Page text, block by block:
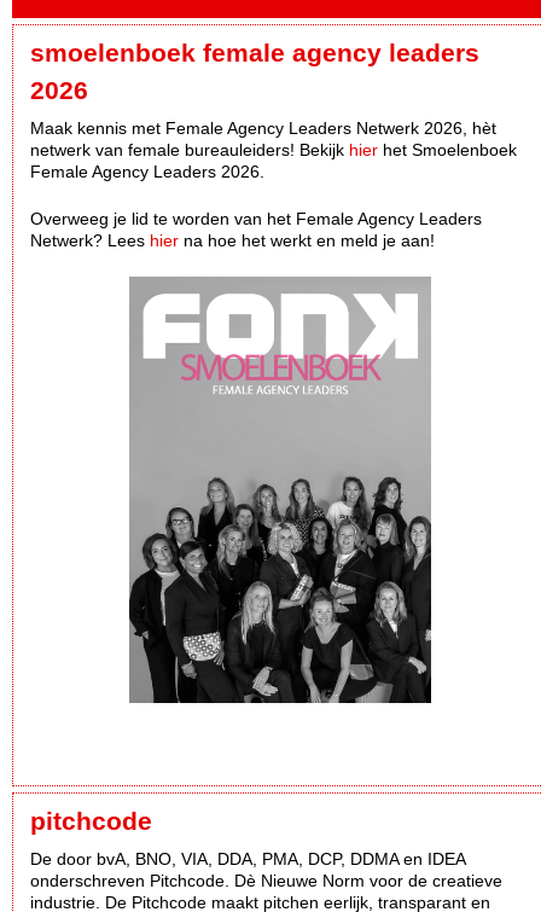
smoelenboek female agency leaders
2026
Maak kennis met Female Agency Leaders Netwerk 2026, hèt
netwerk van female bureauleiders! Bekijk hier het Smoelenboek
Female Agency Leaders 2026.
Overweeg je lid te worden van het Female Agency Leaders
Netwerk? Lees hier na hoe het werkt en meld je aan!
pitchcode
De door bvA, BNO, VIA, DDA, PMA, DCP, DDMA en IDEA
onderschreven Pitchcode. Dè Nieuwe Norm voor de creatieve
industrie. De Pitchcode maakt pitchen eerlijk, transparant en